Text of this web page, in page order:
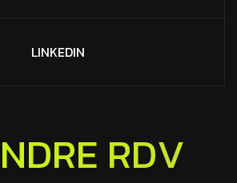
LINKEDIN
NDRE RDV